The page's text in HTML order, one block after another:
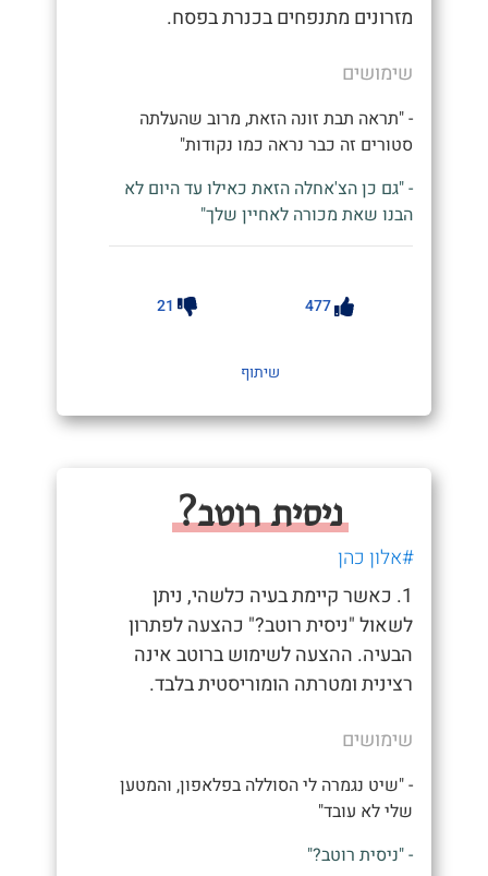
מזרונים מתנפחים בכנרת בפסח.
שימושים
- "תראה תבת זונה הזאת, מרוב שהעלתה
סטורים זה כבר נראה כמו נקודות"
- "גם כן הצ'אחלה הזאת כאילו עד היום לא
הבנו שאת מכורה לאחיין שלך"
477
21
שיתוף
ניסית רוטב?
#אלון כהן
1. כאשר קיימת בעיה כלשהי, ניתן
לשאול "ניסית רוטב?" כהצעה לפתרון
הבעיה. ההצעה לשימוש ברוטב אינה
רצינית ומטרתה הומוריסטית בלבד.
שימושים
- "שיט נגמרה לי הסוללה בפלאפון, והמטען
שלי לא עובד"
- "ניסית רוטב?"